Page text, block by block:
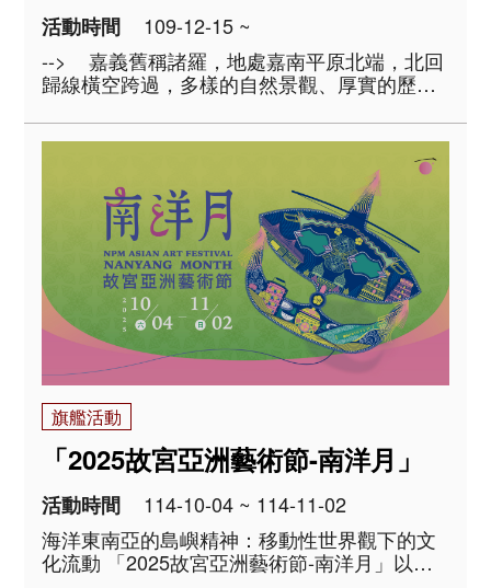
活動時間
109-12-15 ~
--> 嘉義舊稱諸羅，地處嘉南平原北端，北回
歸線橫空跨過，多樣的自然景觀、厚實的歷史
北港溪、八掌溪蜿蜒，自發源的高嶺處往下，
開展出河谷、淺丘山陵、海岸平原，以及沉積
旗艦活動
「2025故宮亞洲藝術節-南洋月」
活動時間
114-10-04 ~ 114-11-02
海洋東南亞的島嶼精神：移動性世界觀下的文
化流動 「2025故宮亞洲藝術節-南洋月」以